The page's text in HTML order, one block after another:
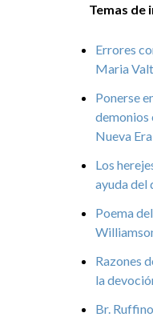
Temas de
Errores
Maria
Ponerse
demonios
Nueva Era
Los
ayuda del
Poema
Razones
la
Br.